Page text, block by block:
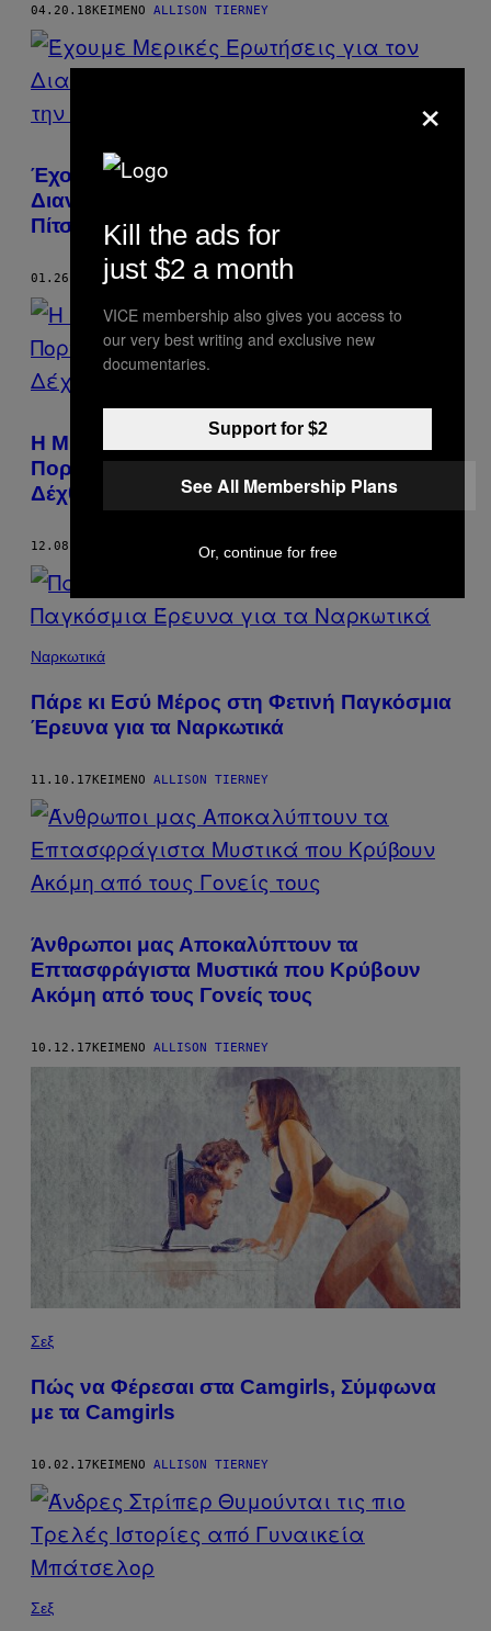
04.20.18ΚΕΊΜΕΝΟ ALLISON TIERNEY
Έχουμε Μερικές Ερωτήσεις για τον
Διανομέα που Έπιασαν να Τρώει από την
Πίτσα των Πελατών
01.26.18 ΚΕΊΜΕΝΟ ALLISON TIERNEY
H Μυστηριώδης Αυτοκτονία μιας
Πορνοστάρ Μετά από Bullying που
Δέχθηκε στο Twitter
12.08.17 ALLISON TIERNEY
Ναρκωτικά
Πάρε κι Εσύ Μέρος στη Φετινή Παγκόσμια
Έρευνα για τα Ναρκωτικά​
11.10.17ΚΕΊΜΕΝΟ ALLISON TIERNEY
Άνθρωποι μας Αποκαλύπτουν τα
Επτασφράγιστα Μυστικά που Κρύβουν
Ακόμη από τους Γονείς τους
10.12.17ΚΕΊΜΕΝΟ ALLISON TIERNEY
Σεξ
Πώς να Φέρεσαι στα Camgirls, Σύμφωνα
με τα Camgirls
10.02.17 ΚΕΊΜΕΝΟ ALLISON TIERNEY
Σεξ
×
Kill the ads for
just $2 a month
VICE membership also gives you access to
our very best writing and exclusive new
documentaries.
Support for $2
See All Membership Plans
Or, continue for free